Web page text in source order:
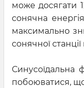
може досягати
сонячна
максимально
сонячної
Синусоїдальна
побоюватися,